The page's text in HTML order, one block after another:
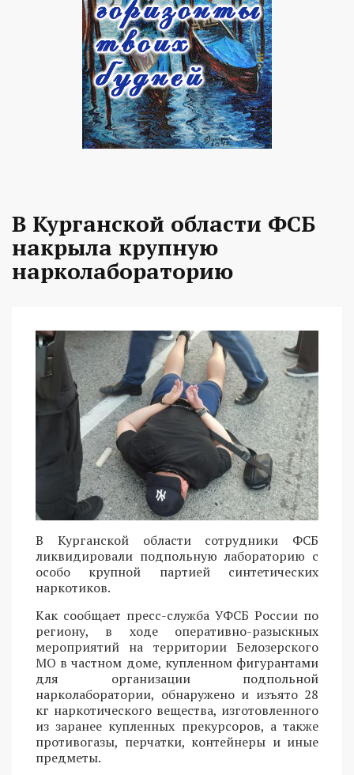
В Курганской области ФСБ
накрыла крупную
нарколабораторию
В Курганской области сотрудники ФСБ
ликвидировали подпольную лабораторию с
особо крупной партией синтетических
наркотиков.
Как сообщает пресс-служба УФСБ России по
региону, в ходе оперативно-разыскных
мероприятий на территории Белозерского
МО в частном доме, купленном фигурантами
для организации подпольной
нарколаборатории, обнаружено и изъято 28
кг наркотического вещества, изготовленного
из заранее купленных прекурсоров, а также
противогазы, перчатки, контейнеры и иные
предметы.